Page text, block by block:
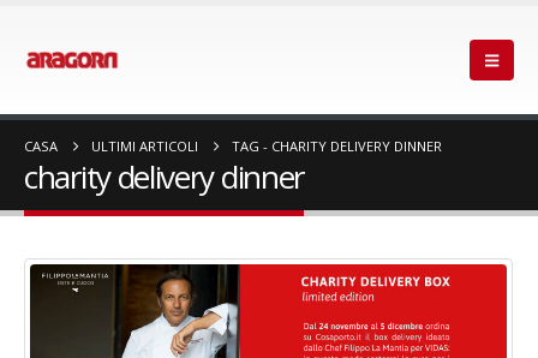
CASA ULTIMI ARTICOLI TAG - CHARITY DELIVERY DINNER
charity delivery dinner